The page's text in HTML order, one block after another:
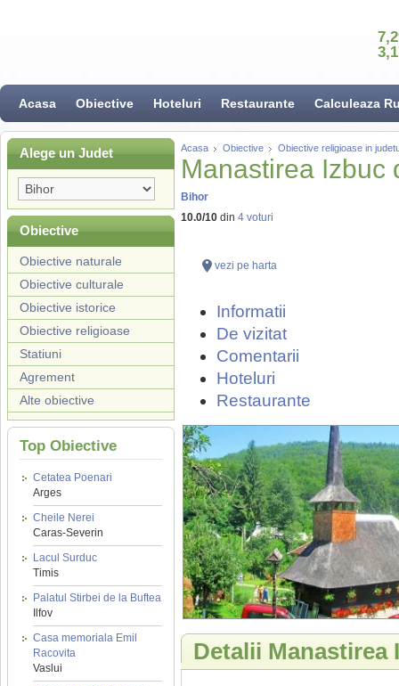
Acasa Obiective Hoteluri Restaurante Calculeaza
Alege un Judet
Obiective
Obiective naturale
Obiective culturale
Obiective istorice
Obiective religioase
Statiuni
Agrement
Alte obiective
Top Obiective
Cetatea Poenari
Arges
Cheile Nerei
Caras-Severin
Lacul Surduc
Timis
Palatul Stirbei de la Buftea
Ilfov
Casa memoriala Emil
Racovita
Vaslui
Acasa Obiective Obiective religioase in
Manastirea Izbuc
Bihor
10.0/10 din 4 voturi
vezi pe harta
Informatii
De vizitat
Comentarii
Hoteluri
Restaurante
Detalii Manastirea